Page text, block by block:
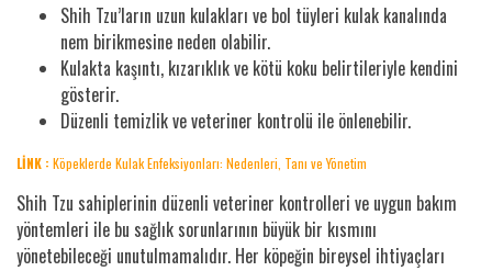
Shih Tzu’ların uzun kulakları ve bol tüyleri kulak kanalında
nem birikmesine neden olabilir.
Kulakta kaşıntı, kızarıklık ve kötü koku belirtileriyle kendini
gösterir.
Düzenli temizlik ve veteriner kontrolü ile önlenebilir.
LİNK : Köpeklerde Kulak Enfeksiyonları: Nedenleri, Tanı ve Yönetim
Shih Tzu sahiplerinin düzenli veteriner kontrolleri ve uygun bakım
yöntemleri ile bu sağlık sorunlarının büyük bir kısmını
yönetebileceği unutulmamalıdır. Her köpeğin bireysel ihtiyaçları